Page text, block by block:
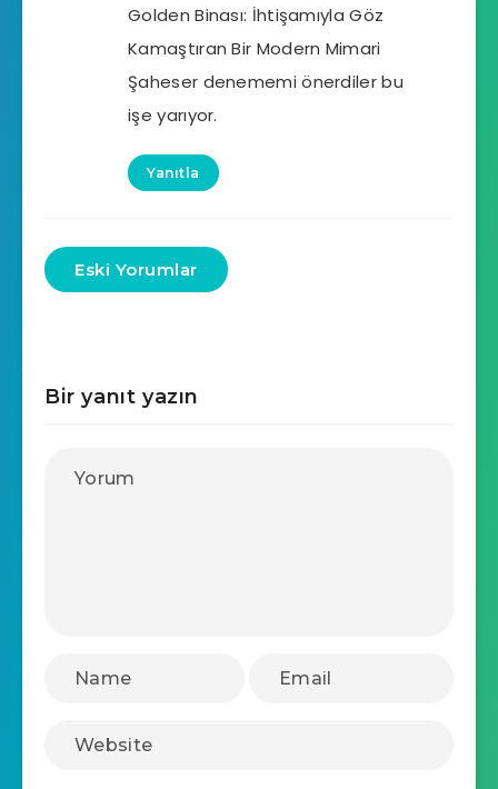
Golden Binası: İhtişamıyla Göz
Kamaştıran Bir Modern Mimari
Şaheser denememi önerdiler bu
işe yarıyor.
Yanıtla
Eski Yorumlar
Bir yanıt yazın